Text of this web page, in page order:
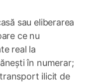
sau eliberarea
ce nu
real la
în numerar;
ilicit de